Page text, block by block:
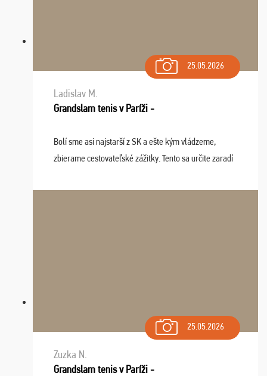
25.05.2026
Ladislav M.
Grandslam tenis v Paríži -
Bolí sme asi najstarší z SK a ešte kým vládzeme,
zbierame cestovateľské zážitky. Tento sa určite zaradí
osudu - pohodový šefík Meďo, dobrá parti ...
25.05.2026
Zuzka N.
Grandslam tenis v Paríži -